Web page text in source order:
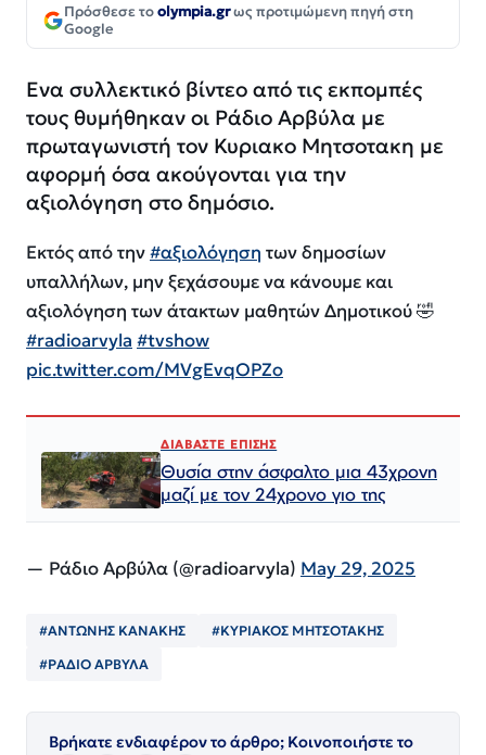
Πρόσθεσε τοolympia.grως προτιμώμενη πηγή στη
Google
Ενα συλλεκτικό βίντεο από τις εκπομπές
τους θυμήθηκαν οι Ράδιο Αρβύλα με
πρωταγωνιστή τον Κυριακο Μητσοτακη με
αφορμή όσα ακούγονται για την
αξιολόγηση στο δημόσιο.
Εκτός από την#αξιολόγηση των δημοσίων
υπαλλήλων, μην ξεχάσουμε να κάνουμε και
αξιολόγηση των άτακτων μαθητών Δημοτικού 🤣
#radioarvyla #tvshow
pic.twitter.com/MVgEvqOPZo
ΔΙΑΒΑΣΤΕ ΕΠΙΣΗΣ
Θυσία στην άσφαλτο μια 43χρονη
μαζί με τον 24χρονο γιο της
— Ράδιο Αρβύλα (@radioarvyla) May 29, 2025
#ΑΝΤΩΝΗΣ ΚΑΝΑΚΗΣ #ΚΥΡΙΑΚΟΣ ΜΗΤΣΟΤΑΚΗΣ
#ΡΑΔΙΟ ΑΡΒΥΛΑ
Βρήκατε ενδιαφέρον το άρθρο; Κοινοποιήστε το